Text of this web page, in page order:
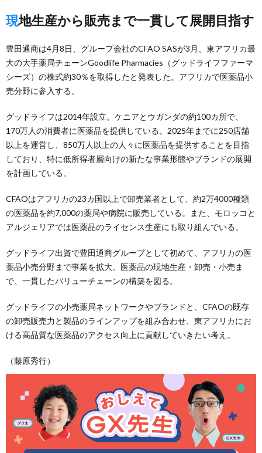
現地生産から販売まで一貫して展開目指す
豊田通商は4月8日、グループ会社のCFAO SASが3月、東アフリカ最
大の大手薬局チェーンGoodlife Pharmacies（グッドライフファーマ
シーズ）の株式約30％を取得したと発表した。アフリカで医薬品小
売分野に参入する。
グッドライフは2014年設立。ケニアとウガンダの約100カ所で、
170万人の消費者に医薬品を提供している。2025年までに250店舗
以上を運営し、850万人以上の人々に医薬品を提供することを目指
しており、特に低所得者層向けの新たな事業形態やブランドの展開
を計画している。
CFAOはアフリカの23カ国以上で卸売業者として、約2万4000種類
の医薬品を約7,000の薬局や病院に販売している。また、モロッコと
アルジェリアでは医薬品のライセンス生産にも取り組んでいる。
グッドライフ出資で豊田通商グループとして初めて、アフリカの医
薬品小売分野まで事業を拡大。医薬品の現地生産・卸売・小売ま
で、一貫したバリューチェーンの構築を図る。
グッドライフの小売薬局ネットワークやブランドと、CFAOの既存
の卸売販売力と製品のラインアップを組み合わせ、東アフリカにお
ける高品質な医薬品のアクセス向上に貢献していきたい考え。
（藤原秀行）